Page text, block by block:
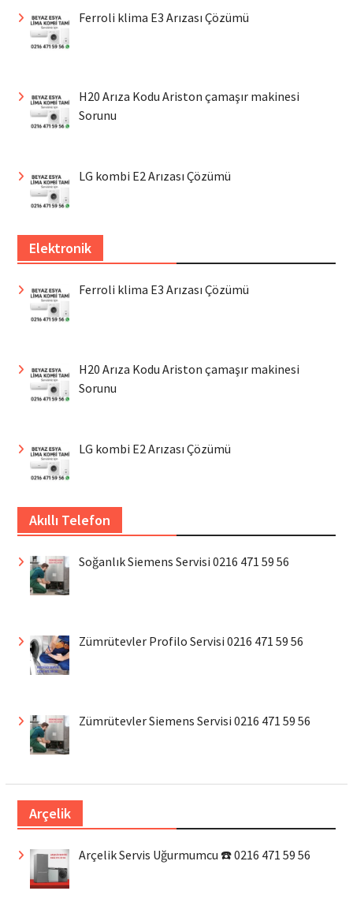
Ferroli klima E3 Arızası Çözümü
H20 Arıza Kodu Ariston çamaşır makinesi
Sorunu
LG kombi E2 Arızası Çözümü
Elektronik
Ferroli klima E3 Arızası Çözümü
H20 Arıza Kodu Ariston çamaşır makinesi
Sorunu
LG kombi E2 Arızası Çözümü
Akıllı Telefon
Soğanlık Siemens Servisi 0216 471 59 56
Zümrütevler Profilo Servisi 0216 471 59 56
Zümrütevler Siemens Servisi 0216 471 59 56
Arçelik
Arçelik Servis Uğurmumcu ☎️ 0216 471 59 56